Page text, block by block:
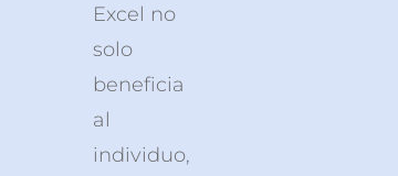
Excel no
solo
beneficia
al
individuo,